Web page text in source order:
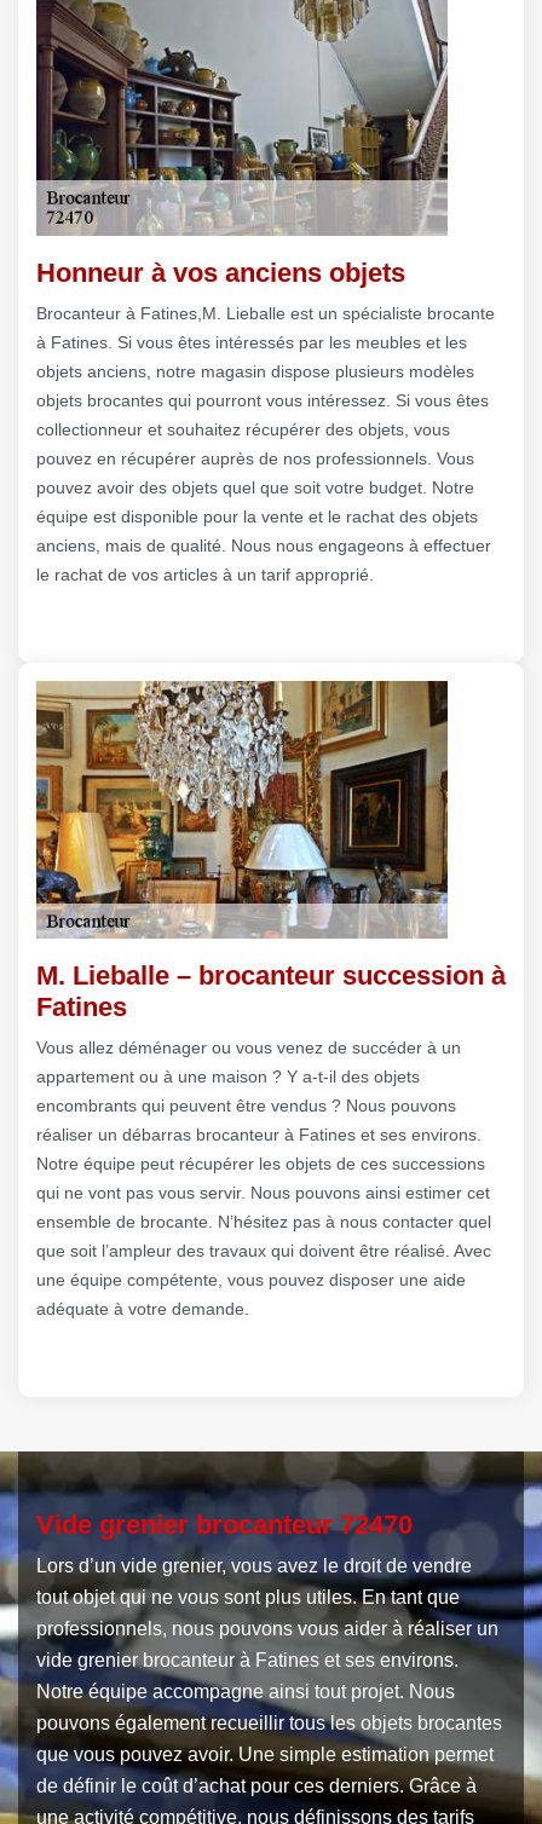
Honneur à vos anciens objets
Brocanteur à Fatines,M. Lieballe est un spécialiste brocante
à Fatines. Si vous êtes intéressés par les meubles et les
objets anciens, notre magasin dispose plusieurs modèles
objets brocantes qui pourront vous intéressez. Si vous êtes
collectionneur et souhaitez récupérer des objets, vous
pouvez en récupérer auprès de nos professionnels. Vous
pouvez avoir des objets quel que soit votre budget. Notre
équipe est disponible pour la vente et le rachat des objets
anciens, mais de qualité. Nous nous engageons à effectuer
le rachat de vos articles à un tarif approprié.
M. Lieballe – brocanteur succession à
Fatines
Vous allez déménager ou vous venez de succéder à un
appartement ou à une maison ? Y a-t-il des objets
encombrants qui peuvent être vendus ? Nous pouvons
réaliser un débarras brocanteur à Fatines et ses environs.
Notre équipe peut récupérer les objets de ces successions
qui ne vont pas vous servir. Nous pouvons ainsi estimer cet
ensemble de brocante. N’hésitez pas à nous contacter quel
que soit l’ampleur des travaux qui doivent être réalisé. Avec
une équipe compétente, vous pouvez disposer une aide
adéquate à votre demande.
Vide grenier brocanteur 72470
Lors d’un vide grenier, vous avez le droit de vendre
tout objet qui ne vous sont plus utiles. En tant que
professionnels, nous pouvons vous aider à réaliser un
vide grenier brocanteur à Fatines et ses environs.
Notre équipe accompagne ainsi tout projet. Nous
pouvons également recueillir tous les objets brocantes
que vous pouvez avoir. Une simple estimation permet
de définir le coût d’achat pour ces derniers. Grâce à
une activité compétitive, nous définissons des tarifs